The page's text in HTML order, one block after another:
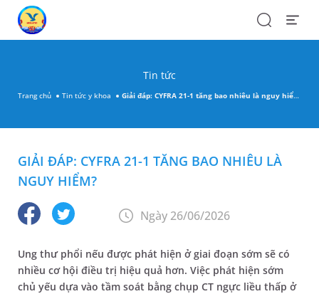
SearchOpen
Tin tức
Trang chủ Tin tức y khoa Giải đáp: CYFRA 21-1 tăng bao nhiêu là nguy hiểm?
GIẢI ĐÁP: CYFRA 21-1 TĂNG BAO NHIÊU LÀ
NGUY HIỂM?
Ngày 26/06/2026
Ung thư phổi nếu được phát hiện ở giai đoạn sớm sẽ có
nhiều cơ hội điều trị hiệu quả hơn. Việc phát hiện sớm
chủ yếu dựa vào tầm soát bằng chụp CT ngực liều thấp ở